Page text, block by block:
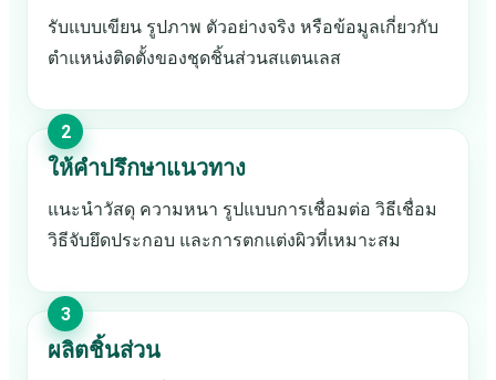
รับแบบเขียน รูปภาพ ตัวอย่างจริง หรือข้อมูลเกี่ยวกับ
ตำแหน่งติดตั้งของชุดชิ้นส่วนสแตนเลส
ให้คำปรึกษาแนวทาง
แนะนำวัสดุ ความหนา รูปแบบการเชื่อมต่อ วิธีเชื่อม
วิธีจับยึดประกอบ และการตกแต่งผิวที่เหมาะสม
ผลิตชิ้นส่วน